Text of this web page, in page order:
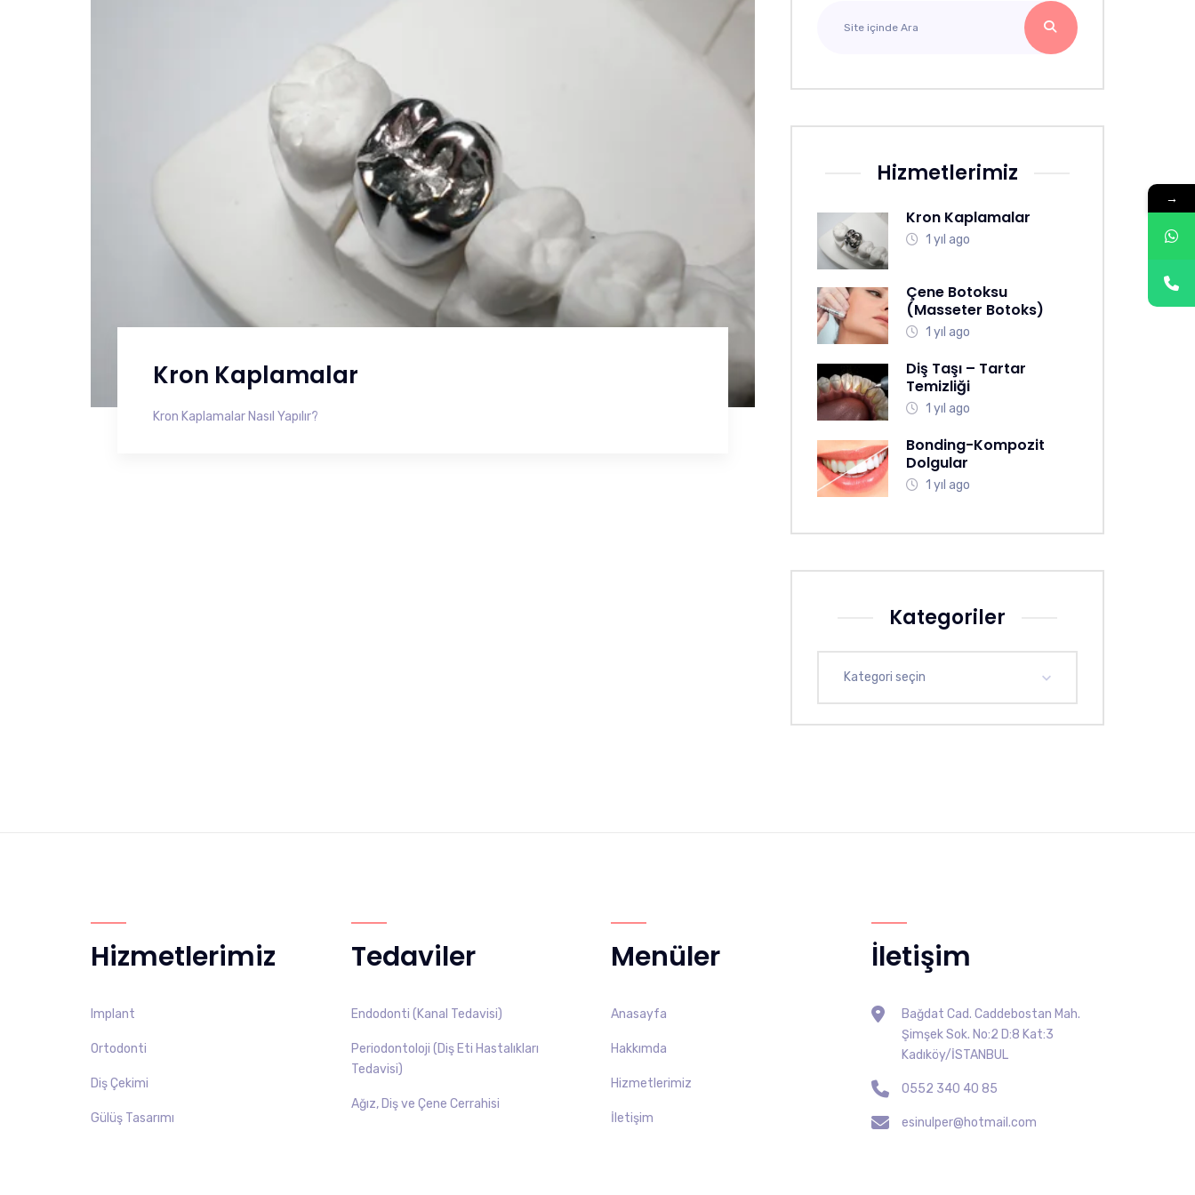
Kron Kaplamalar
Kron Kaplamalar Nasıl Yapılır?
Hizmetlerimiz
Kron Kaplamalar
1 yıl ago
Çene Botoksu
(Masseter Botoks)
1 yıl ago
Diş Taşı – Tartar
Temizliği
1 yıl ago
Bonding-Kompozit
Dolgular
1 yıl ago
Kategoriler
Kategori seçin
Hizmetlerimiz
Implant
Ortodonti
Diş Çekimi
Gülüş Tasarımı
Tedaviler
Endodonti (Kanal Tedavisi)
Periodontoloji (Diş Eti Hastalıkları
Tedavisi)
Ağız, Diş ve Çene Cerrahisi
Menüler
Anasayfa
Hakkımda
Hizmetlerimiz
İletişim
İletişim
Bağdat Cad. Caddebostan Mah.
Şimşek Sok. No:2 D:8 Kat:3
Kadıköy/İSTANBUL
0552 340 40 85
esinulper@hotmail.com
→